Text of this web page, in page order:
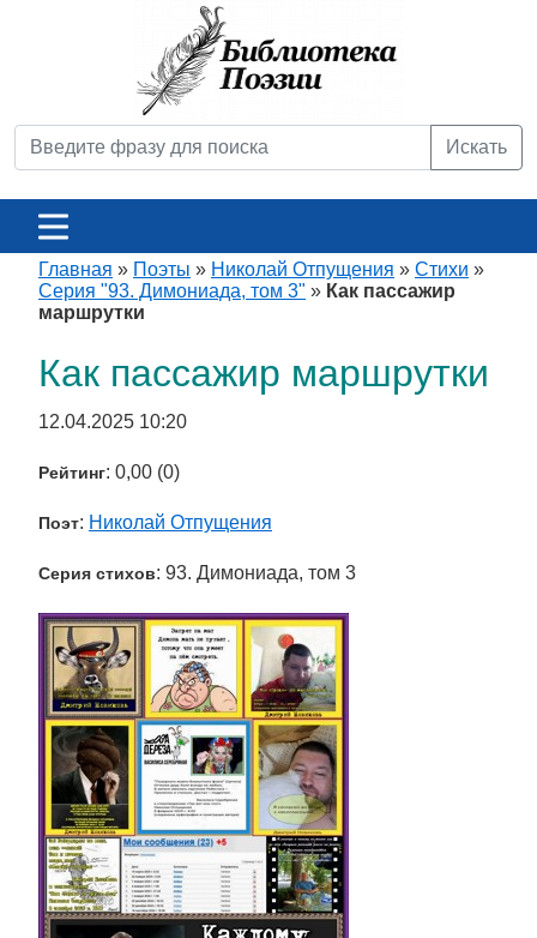
Искать
Главная » Поэты » Николай Отпущения » Стихи »
Серия "93. Димониада, том 3" » Как пассажир
маршрутки
Как пассажир маршрутки
12.04.2025 10:20
Рейтинг: 0,00 (0)
Поэт: Николай Отпущения
Серия стихов: 93. Димониада, том 3